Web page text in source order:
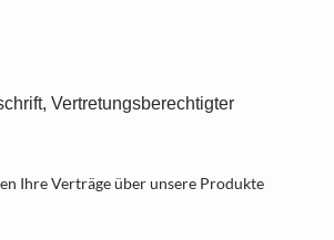
Vertretungsberechtigter
Ihre Verträge über unsere Produkte